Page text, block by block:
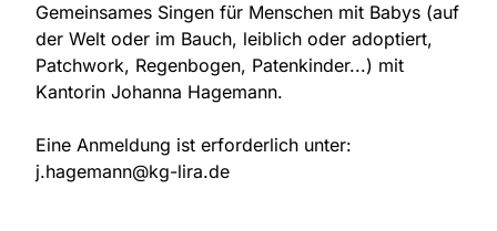
Gemeinsames Singen für Menschen mit Babys (auf
der Welt oder im Bauch, leiblich oder adoptiert,
Patchwork, Regenbogen, Patenkinder...) mit
Kantorin Johanna Hagemann.
Eine Anmeldung ist erforderlich unter:
j.hagemann@kg-lira.de